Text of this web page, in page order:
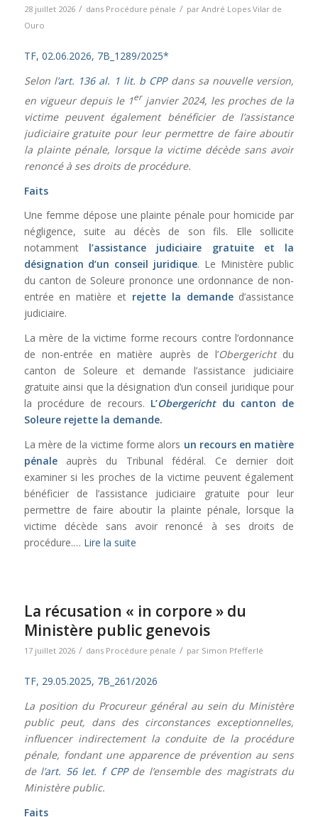
28 juillet 2026 / dans Procédure pénale / par André Lopes Vilar de
Ouro
TF, 02.06.2026, 7B_1289/2025*
Selon l’art. 136 al. 1 lit. b CPPdans sa nouvelle version,
en vigueur depuis le 1erjanvier 2024, les proches de la
victime peuvent également bénéficier de l’assistance
judiciaire gratuite pour leur permettre de faire aboutir
la plainte pénale, lorsque la victime décède sans avoir
renoncé à ses droits de procédure.
Faits
Une femme dépose une plainte pénale pour homicide par
négligence, suite au décès de son fils. Elle sollicite
notamment l’assistance judiciaire gratuite et la
désignation d’un conseil juridique. Le Ministère public
du canton de Soleure prononce une ordonnance de non-
entrée en matière et rejette la demanded’assistance
judiciaire.
La mère de la victime forme recours contre l’ordonnance
de non-entrée en matière auprès de l’Obergerichtdu
canton de Soleure et demande l’assistance judiciaire
gratuite ainsi que la désignation d’un conseil juridique pour
la procédure de recours. L’Obergerichtdu canton de
Soleure rejette la demande.
La mère de la victime forme alors un recours en matière
pénaleauprès du Tribunal fédéral. Ce dernier doit
examiner si les proches de la victime peuvent également
bénéficier de l’assistance judiciaire gratuite pour leur
permettre de faire aboutir la plainte pénale, lorsque la
victime décède sans avoir renoncé à ses droits de
procédure.… Lire la suite
La récusation « in corpore » du
Ministère public genevois
17 juillet 2026 / dans Procédure pénale / par Simon Pfefferlé
TF, 29.05.2025, 7B_261/2026
La position du Procureur général au sein du Ministère
public peut, dans des circonstances exceptionnelles,
influencer indirectement la conduite de la procédure
pénale, fondant une apparence de prévention au sens
de l’art. 56 let. f CPPde l’ensemble des magistrats du
Ministère public.
Faits